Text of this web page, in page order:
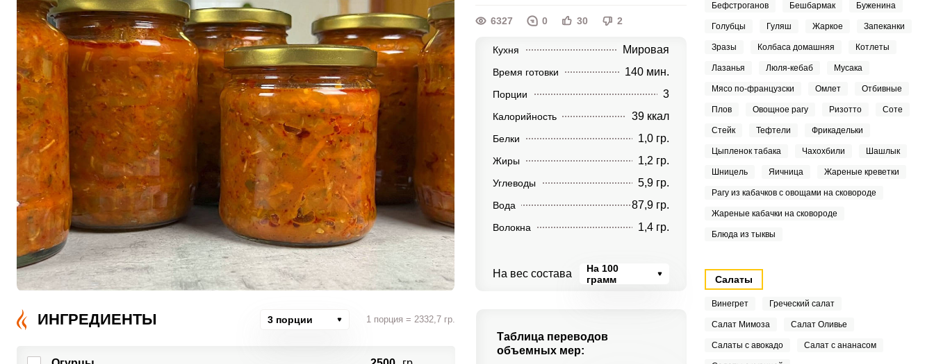
6327 0 30 2
Кухня Мировая
Время готовки 140 мин.
Порции 3
Калорийность 39 ккал
Белки 1,0 гр.
Жиры 1,2 гр.
Углеводы 5,9 гр.
Вода 87,9 гр.
Волокна 1,4 гр.
На вес состава
На 100
грамм
ИНГРЕДИЕНТЫ 3 порции 1 порция = 2332,7 гр.
Таблица переводов
объемных мер:
Бефстроганов Бешбармак Буженина
Голубцы Гуляш Жаркое Запеканки
Зразы Колбаса домашняя Котлеты
Лазанья Люля-кебаб Мусака
Мясо по-французски Омлет Отбивные
Плов Овощное рагу Ризотто Соте
Стейк Тефтели Фрикадельки
Цыпленок табака Чахохбили Шашлык
Шницель Яичница Жареные креветки
Рагу из кабачков с овощами на сковороде
Жареные кабачки на сковороде
Блюда из тыквы
Салаты
Винегрет Греческий салат
Салат Мимоза Салат Оливье
Салаты с авокадо Салат с ананасом